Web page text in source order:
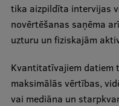
tika aizpildīta intervijas
novērtēšanas saņēma
uzturu un fiziskajām
Kvantitatīvajiem datiem
maksimālās vērtības,
vai mediāna un